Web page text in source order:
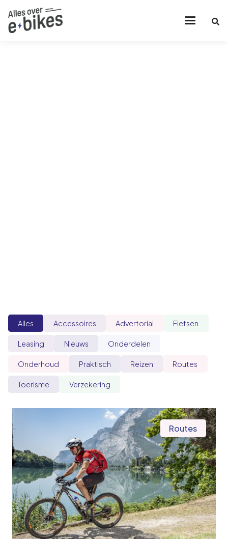
Alles Accessoires Advertorial Fietsen
Leasing Nieuws Onderdelen
Onderhoud Praktisch Reizen Routes
Toerisme Verzekering
Routes